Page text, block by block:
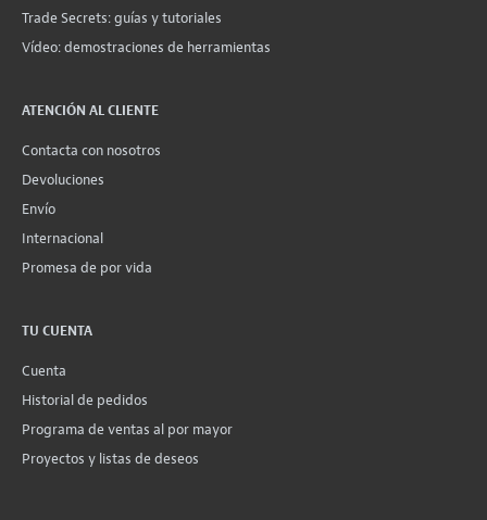
Trade Secrets: guías y tutoriales
Vídeo: demostraciones de herramientas
ATENCIÓN AL CLIENTE
Contacta con nosotros
Devoluciones
Envío
Internacional
Promesa de por vida
TU CUENTA
Cuenta
Historial de pedidos
Programa de ventas al por mayor
Proyectos y listas de deseos